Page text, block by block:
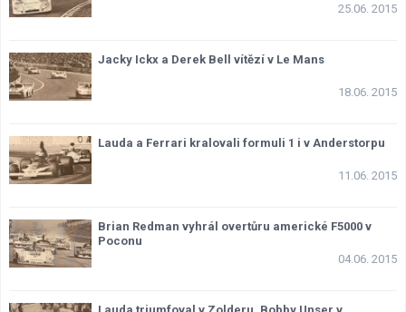
25.06. 2015
Jacky Ickx a Derek Bell vítězí v Le Mans
18.06. 2015
Lauda a Ferrari kralovali formuli 1 i v Anderstorpu
11.06. 2015
Brian Redman vyhrál overtůru americké F5000 v
Poconu
04.06. 2015